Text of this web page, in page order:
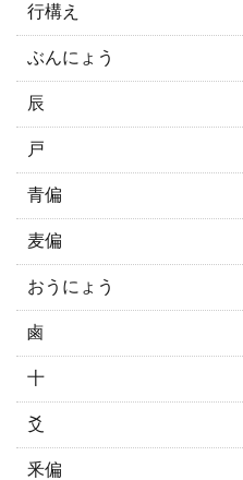
行構え
ぶんにょう
辰
戸
青偏
麦偏
おうにょう
鹵
十
爻
釆偏